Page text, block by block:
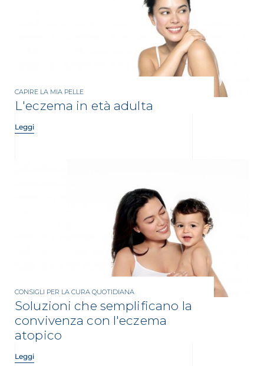
CAPIRE LA MIA PELLE
L'eczema in età adulta
Leggi
CONSIGLI PER LA CURA QUOTIDIANA
Soluzioni che semplificano la
convivenza con l'eczema
atopico
Leggi